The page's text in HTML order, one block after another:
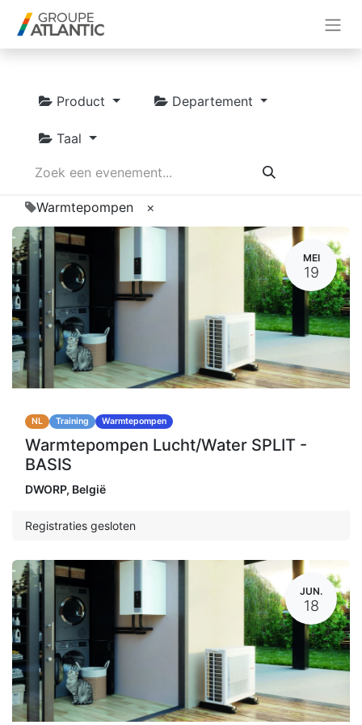
Product Departement
Taal
Warmtepompen ×
MEI
19
NL Training Warmtepompen
Warmtepompen Lucht/Water SPLIT -
BASIS
DWORP, België
Registraties gesloten
JUN.
18